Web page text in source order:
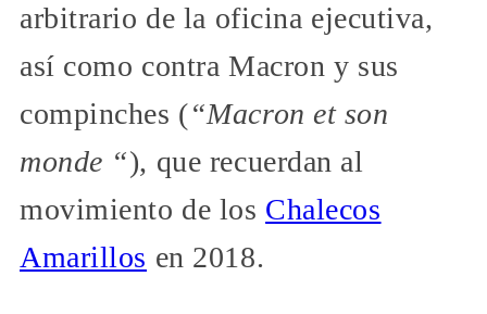
arbitrario de la oficina ejecutiva,
así como contra Macron y sus
compinches (“Macron et son
monde “), que recuerdan al
movimiento de los Chalecos
Amarillos en 2018.